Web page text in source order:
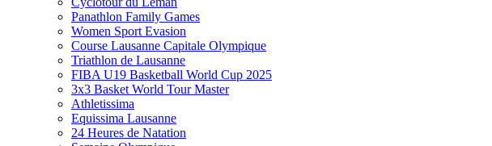
Panathlon Family Games
Women Sport Evasion
Course Lausanne Capitale Olympique
Triathlon de Lausanne
FIBA U19 Basketball World Cup 2025
3x3 Basket World Tour Master
Athletissima
Equissima Lausanne
24 Heures de Natation